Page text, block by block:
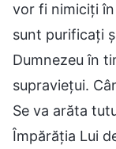
vor fi nimiciţi
sunt purificați
Dumnezeu în
supravieţui.
Se va arăta
Împărăţia Lui